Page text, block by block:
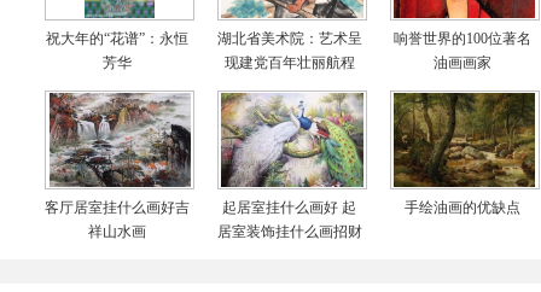
祝大年的“花谱”：永恒
芳华
湖北省美术院：艺术呈
现建党百年壮丽航程
响誉世界的100位著名
油画画家
客厅居室挂什么画好吉
祥山水画
起居室挂什么画好 起
居室装饰挂什么画招财
手绘油画的优缺点